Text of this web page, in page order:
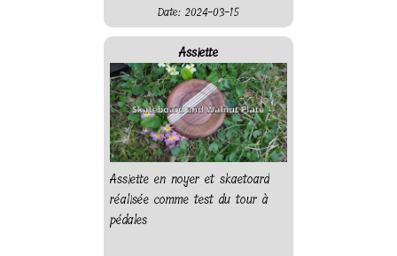
Date: 2024-03-15
Assiette
Assiette en noyer et skaetoard
réalisée comme test du tour à
pédales